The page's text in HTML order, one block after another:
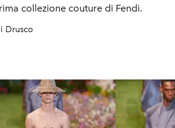
collezione couture di Fendi.
Drusco